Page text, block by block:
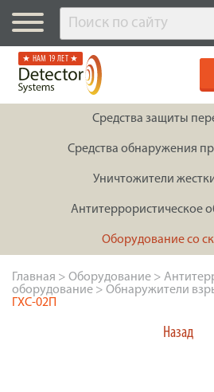
★ НАМ 19 ЛЕТ ★
Средства защиты
Средства обнаружения
Уничтожители
Антитеррористическое
Оборудование со
Главная > Оборудование >
оборудование > Обнаружители
ГХС-02П
Назад